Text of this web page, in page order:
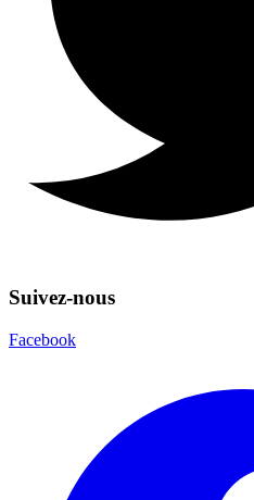
Suivez-nous
Facebook